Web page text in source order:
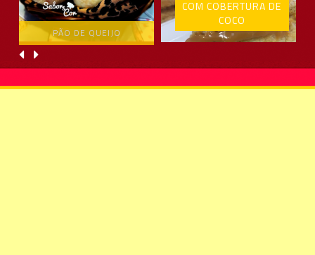
PÃO DE QUEIJO
COM COBERTURA DE
COCO